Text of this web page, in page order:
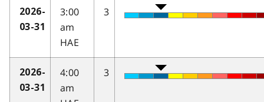
2026-
03-31
3:00
am
HAE
3
2026-
03-31
4:00
am
3